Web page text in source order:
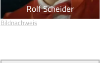
Rolf Scheider
Bildnachweis